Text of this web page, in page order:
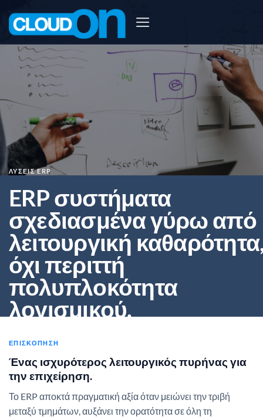
στο
περιεχόμενο
ΛΎΣΕΙΣ ERP
ERP συστήματα
σχεδιασμένα γύρω από
λειτουργική
όχι περιττή
πολυπλοκότητα
λογισμικού.
υποστηρίζουν ERP περιβάλλοντα που κάνουν πωλήσεις, αποθήκη και
οικονομικά πιο διαχειρίσιμα, με καθαρότερες ροές και καλύτερη
ορατότητα.
ΣΥΖΗΤΉΣΤΕ ERP ΔΕΊΤΕ ΥΠΗΡΕΣΊΕΣ
ΕΠΙΣΚΌΠΗΣΗ
Ένας ισχυρότερος λειτουργικός πυρήνας για
την επιχείρηση.
Το ERP αποκτά πραγματική αξία όταν μειώνει την τριβή
μεταξύ τμημάτων, αυξάνει την ορατότητα σε όλη τη